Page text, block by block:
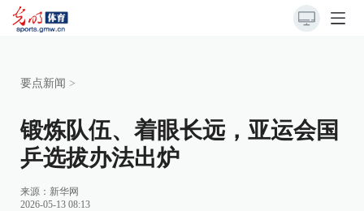
要点新闻 >
锻炼队伍、着眼长远，亚运会国
乒选拔办法出炉
来源： 新华网
2026-05-13 08:13